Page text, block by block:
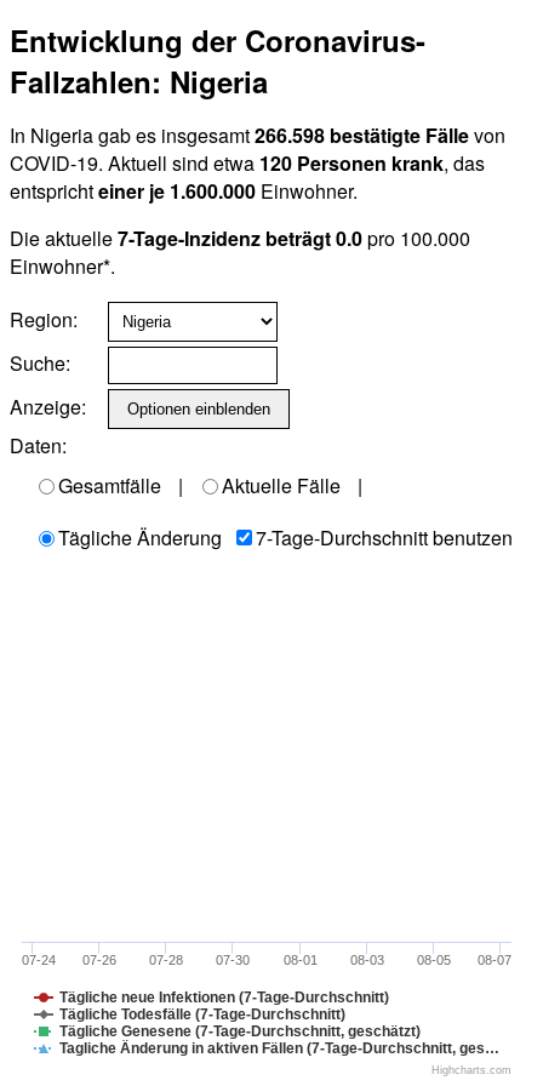
Entwicklung der Coronavirus-
Fallzahlen: Nigeria
In Nigeria gab es insgesamt266.598 bestätigte Fällevon
COVID-19. Aktuell sind etwa 120 Personen krank, das
entsprichteiner je 1.600.000 Einwohner.
Die aktuelle7-Tage-Inzidenz beträgt 0.0pro 100.000
Einwohner*.
Region:
Suche:
Anzeige:
Daten:
Gesamtfälle
| Aktuelle Fälle
|
Tägliche Änderung
7-Tage-Durchschnitt benutzen
Tägliche neue Infektionen (7-Tage-Durchschnitt)
Tägliche Todesfälle (7-Tage-Durchschnitt)
Tägliche Genesene (7-Tage-Durchschnitt, geschätzt)
Tagliche Änderung in aktiven Fällen (7-Tage-Durchschnitt, ges…
07-24 07-26 07-28 07-30 08-01 08-03 08-05 08-07
Highcharts.com